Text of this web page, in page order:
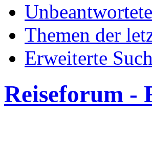
Themen der
Erweiterte
Reiseforum -